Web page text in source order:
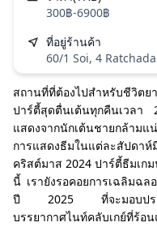
300฿-6900฿
ที่อยู่ร้านค้า
60/1 Soi, 4
สถานที่ที่ต้องไปสำหรับชีวิตย
ปาร์ตี้สุดตื่นเต้นทุกคืนเวล
แสดงจากนักเต้นชายกล้าม
การแสดงธีมในแต่ละสัปด
คริสต์มาส 2024 ปาร์ตี้ธีมเก
นี้ เรายังรอคอยการเฉลิมฉ
ปี 2025 ที่จะมอบประสบ
บรรยากาศไนท์คลับเกย์ที่ร้อ